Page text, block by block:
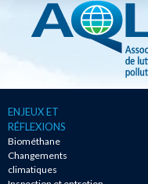
ENJEUX ET
RÉFLEXIONS
Biométhane
Changements
climatiques